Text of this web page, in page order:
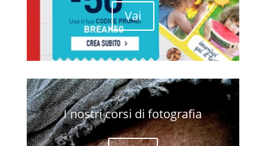
Vai
I nostri corsi di fotografia